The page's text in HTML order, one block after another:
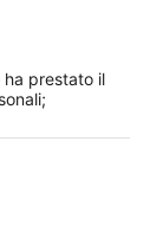
ha prestato il